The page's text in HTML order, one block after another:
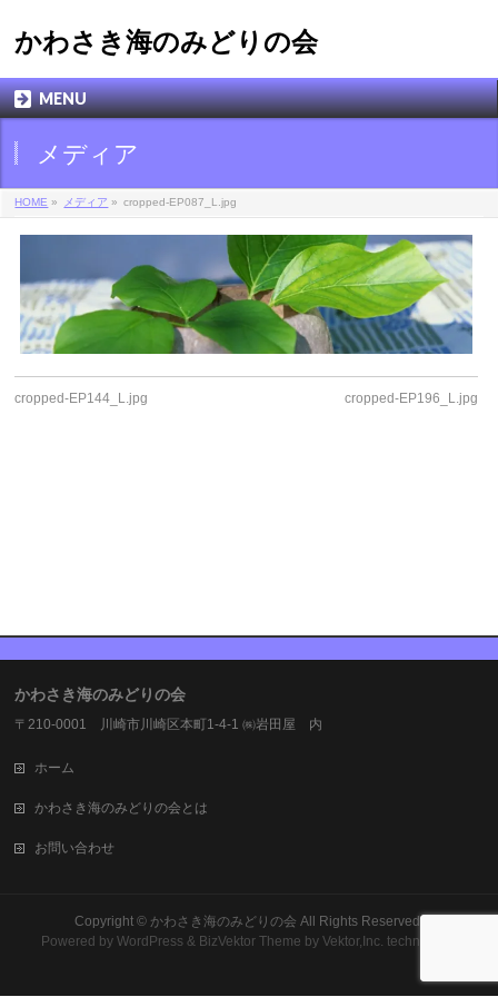
かわさき海のみどりの会
MENU
メディア
HOME » メディア » cropped-EP087_L.jpg
cropped-EP144_L.jpg cropped-EP196_L.jpg
かわさき海のみどりの会
〒210-0001 川崎市川崎区本町1-4-1 ㈱岩田屋 内
ホーム
かわさき海のみどりの会とは
お問い合わせ
Copyright © かわさき海のみどりの会 All Rights Reserved.
Powered byWordPress & BizVektor Theme by Vektor,Inc. technology.